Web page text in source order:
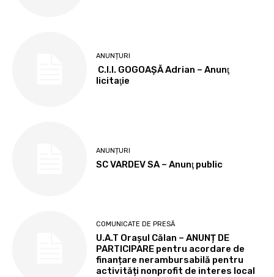
ANUNȚURI
C.I.I. GOGOAŞĂ Adrian – Anunţ
licitaţie
ANUNȚURI
SC VARDEV SA – Anunţ public
COMUNICATE DE PRESĂ
U.A.T Orașul Călan – ANUNȚ DE
PARTICIPARE pentru acordare de
finanțare nerambursabilă pentru
activități nonprofit de interes local